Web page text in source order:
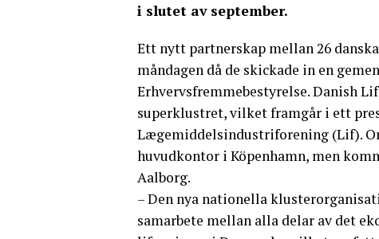
i slutet av september.
Ett nytt partnerskap mellan 26
måndagen då de skickade in en
Erhvervsfremmebestyrelse. Danish
superklustret, vilket framgår i ett
Lægemiddelsindustriforening (Lif).
huvudkontor i Köpenhamn, men
Aalborg.
– Den nya nationella
samarbete mellan alla delar av det